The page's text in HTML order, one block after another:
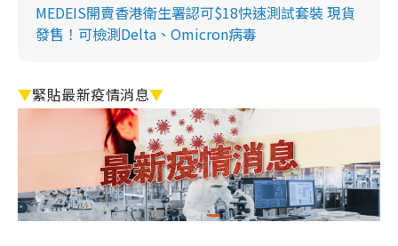
MEDEIS開賣香港衛生署認可$18快速測試套裝 現貨
發售！可檢測Delta、Omicron病毒
▼緊貼最新疫情消息▼